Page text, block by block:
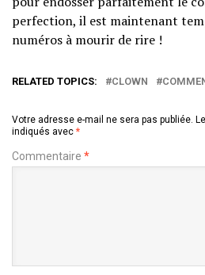
perfection, il est maintenant
numéros à mourir de rire !
RELATED TOPICS: CLOWN
Votre adresse e-mail ne sera pas publiée.
indiqués avec *
Commentaire *